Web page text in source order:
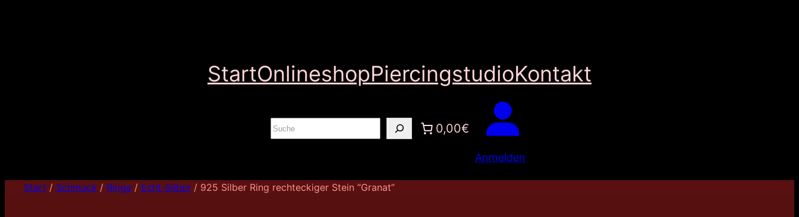
StartOnlineshopPiercingstudioKontakt
S
u
e
0,00€
Anmelden
Start / Schmuck / Ringe / Echt-Silber / 925 Silber Ring rechteckiger Stein ”Granat”